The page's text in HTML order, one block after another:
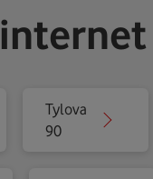
internet
Tylova
90